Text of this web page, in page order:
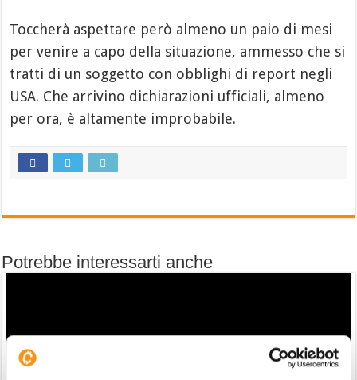
Toccherà aspettare però almeno un paio di mesi
per venire a capo della situazione, ammesso che si
tratti di un soggetto con obblighi di report negli
USA. Che arrivino dichiarazioni ufficiali, almeno
per ora, è altamente improbabile.
Potrebbe interessarti anche